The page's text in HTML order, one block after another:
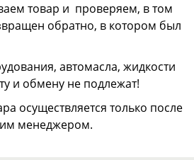
товар и проверяем, в том
обратно, в котором был
автомасла, жидкости
и обмену не подлежат!
осуществляется только после
менеджером.